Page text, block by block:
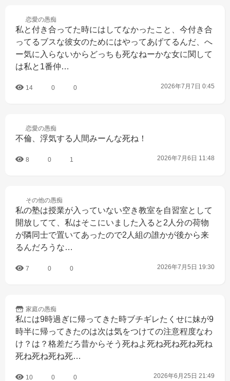
恋愛の愚痴
私と付き合ってた時にはしてなかったこと、今付き合
ってるブスな彼女のためにはやってあげてるんだ、へ
ー気に入らないからどっちも死なねーかな女に関して
は私と1番仲…
14 0 0 2026年7月7日 0:45
恋愛の愚痴
不倫、浮気する人間みーんな死ね！
8 0 1 2026年7月6日 11:48
その他の愚痴
私の塾は授業が入っていない空き教室を自習室として
開放してて、私はそこにいました入ると2人分の荷物
が隣同士で置いてあったので2人組の誰かが後から来
るんだろうな…
7 0 0 2026年7月5日 19:30
家庭の愚痴
私には9時過ぎに帰ってきた時ブチギレたくせに妹が9
時半に帰ってきたのは次は気をつけての注意程度なわ
け？は？格差だろ昔からそう死ねよ死ね死ね死ね死ね
死ね死ね死ね死…
10 0 0 2026年6月25日 21:49